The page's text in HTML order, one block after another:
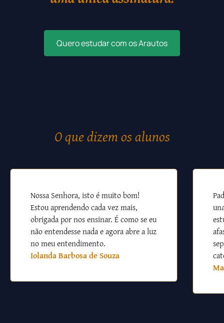
Quero estudar com os Arautos
O que dizem os alunos
Nossa Senhora, isto é muito bom!
Estou aprendendo cada vez mais,
obrigada por nos ensinar. É como se eu
não entendesse nada e agora abre a luz
no meu entendimento.
Iolanda Barbosa de Souza